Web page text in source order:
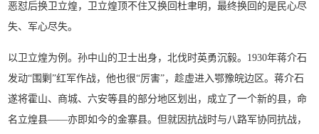
恶怼后换卫立煌，卫立煌顶不住又换回杜聿明，最终换回的是民心尽
失、军心尽失。
以卫立煌为例。孙中山的卫士出身，北伐时英勇沉毅。1930年蒋介石
发动“围剿”红军作战，他也很“厉害”，趁虚进入鄂豫皖边区。蒋介石
遂将霍山、商城、六安等县的部分地区划出，成立了一个新的县，命
名立煌县——亦即如今的金寨县。但就因抗战时与八路军协同抗战，